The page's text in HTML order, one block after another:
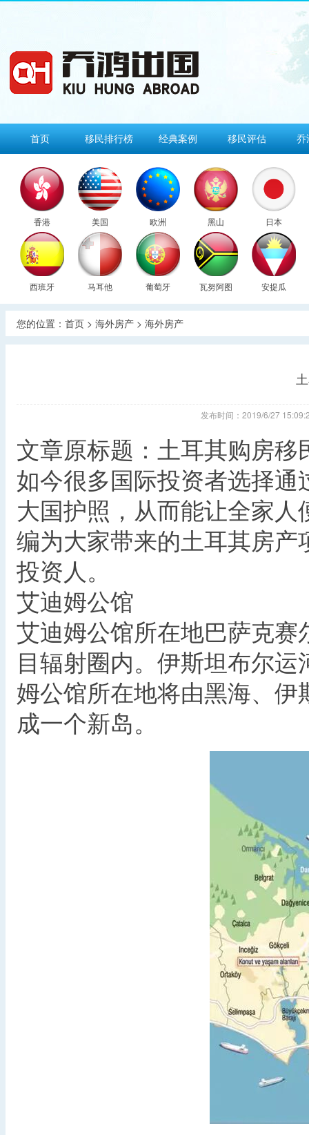
首页 移民排行榜 经典案例 移民评估 乔
香港 美国 欧洲 黑山 日本
西班牙 马耳他 葡萄牙 瓦努阿图 安提瓜
您的位置： 首页 > 海外房产 > 海外房产
发布时间：2019/6/27
文章原标题：土耳其购房
如今很多国际投资者选择
大国护照，从而能让全家
编为大家带来的土耳其房
投资人。
艾迪姆公馆
艾迪姆公馆所在地巴萨克
目辐射圈内。伊斯坦布尔
姆公馆所在地将由黑海、
成一个新岛。